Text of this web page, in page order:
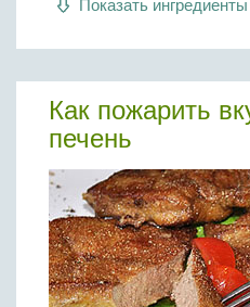
Бобовые
Крупы
Показать ингредиенты
Как пожарить
печень